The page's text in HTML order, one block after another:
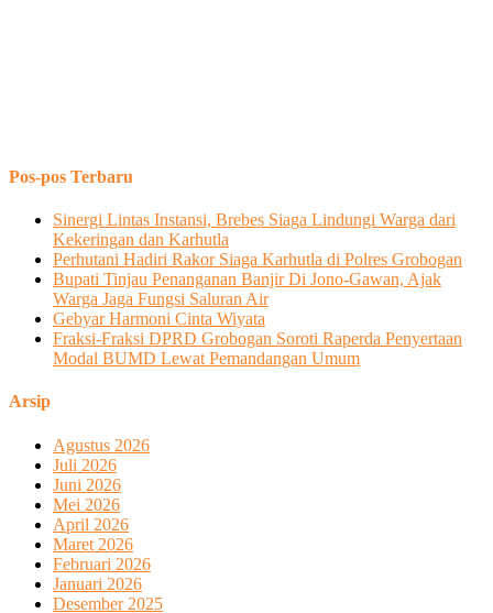
Pos-pos Terbaru
Sinergi Lintas Instansi, Brebes Siaga Lindungi Warga dari
Kekeringan dan Karhutla
Perhutani Hadiri Rakor Siaga Karhutla di Polres Grobogan
Bupati Tinjau Penanganan Banjir Di Jono-Gawan, Ajak
Warga Jaga Fungsi Saluran Air
Gebyar Harmoni Cinta Wiyata
Fraksi-Fraksi DPRD Grobogan Soroti Raperda Penyertaan
Modal BUMD Lewat Pemandangan Umum
Arsip
Agustus 2026
Juli 2026
Juni 2026
Mei 2026
April 2026
Maret 2026
Februari 2026
Januari 2026
Desember 2025